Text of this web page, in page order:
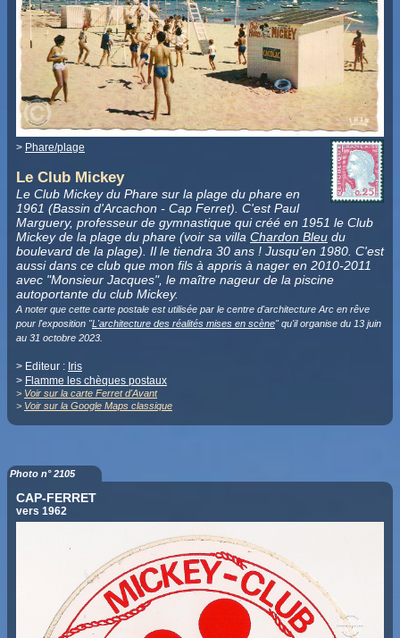
> Phare/plage
Le Club Mickey
Le Club Mickey du Phare sur la plage du phare en
1961 (Bassin d'Arcachon - Cap Ferret). C'est Paul
Marguery, professeur de gymnastique qui créé en 1951 le Club
Mickey de la plage du phare (voir sa villa Chardon Bleu du
boulevard de la plage). Il le tiendra 30 ans ! Jusqu'en 1980. C'est
aussi dans ce club que mon fils à appris à nager en 2010-2011
avec "Monsieur Jacques", le maître nageur de la piscine
autoportante du club Mickey.
A noter que cette carte postale est utilisée par le centre d'architecture Arc en rêve
pour l'exposition "L'architecture des réalités mises en scène" qu'il organise du 13 juin
au 31 octobre 2023.
> Editeur : Iris
> Flamme les chèques postaux
> Voir sur la carte Ferret d'Avant
> Voir sur la Google Maps classique
Photo n° 2105
CAP-FERRET
vers 1962